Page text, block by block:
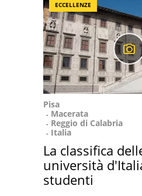
ECCELLENZE
Pisa
Macerata
Reggio di Calabria
Italia
La classifica
università
studenti